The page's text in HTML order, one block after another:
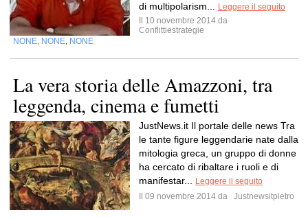
di multipolarism...
Leggere il seguito
Il 10 novembre 2014 da
Conflittiestrategie
NONE NONE NONE
La vera storia delle Amazzoni, tra
leggenda, cinema e fumetti
JustNews.it Il portale delle news Tra
le tante figure leggendarie nate dalla
mitologia greca, un gruppo di donne
ha cercato di ribaltare i ruoli e di
manifestar...
Leggere il seguito
Il 09 novembre 2014 da
Justnewsitpietro